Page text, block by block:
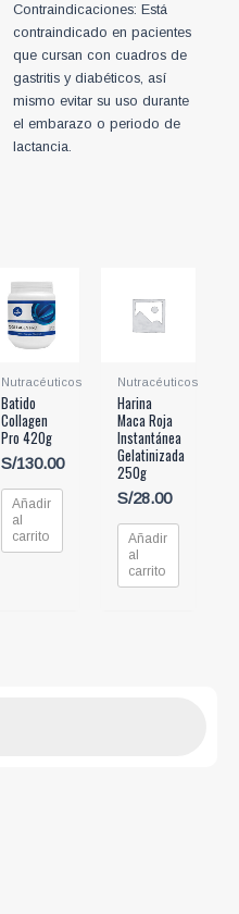
Contraindicaciones: Está
contraindicado en pacientes
que cursan con cuadros de
gastritis y diabéticos, así
mismo evitar su uso durante
el embarazo o periodo de
lactancia.
Nutracéuticos
Batido
Collagen
Pro 420g
S/130.00
Añadir
al
carrito
Nutracéuticos
Harina
Maca Roja
Instantánea
Gelatinizada
250g
S/28.00
Añadir
al
carrito